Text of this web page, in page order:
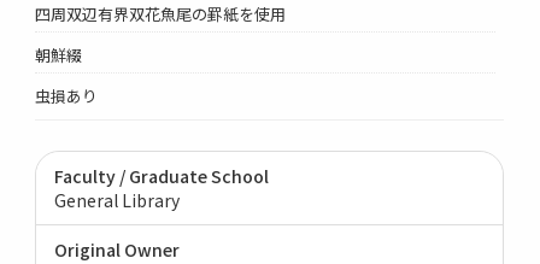
四周双辺有界双花魚尾の罫紙を使用
朝鮮綴
虫損あり
Faculty / Graduate School
General Library
Original Owner